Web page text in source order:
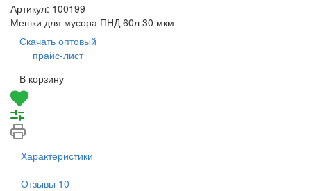
Артикул: 100199
Мешки для мусора ПНД 60л 30 мкм
Скачать оптовый
прайс-лист
В корзину
Характеристики
Отзывы 10